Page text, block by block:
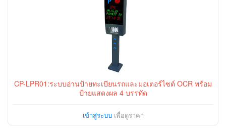
CP-LPR01:ระบบอ่านป้ายทะเบียนรถและมอเตอร์ไซต์ OCR พร้อม
ป้ายแสดงผล 4 บรรทัด
เข้าสู่ระบบเพื่อดูราคา